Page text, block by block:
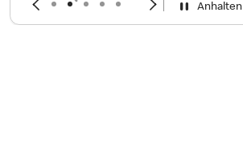
Anhalten